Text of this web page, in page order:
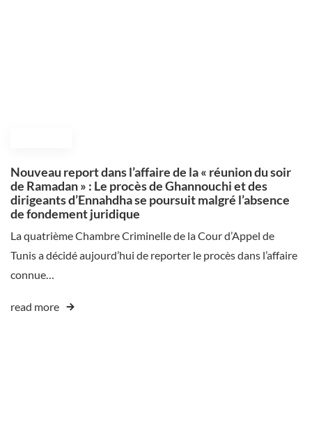
Nouveau report dans l’affaire de la « réunion du soir
de Ramadan » : Le procès de Ghannouchi et des
dirigeants d’Ennahdha se poursuit malgré l’absence
de fondement juridique
La quatrième Chambre Criminelle de la Cour d’Appel de
Tunis a décidé aujourd’hui de reporter le procès dans l’affaire
connue…
read more